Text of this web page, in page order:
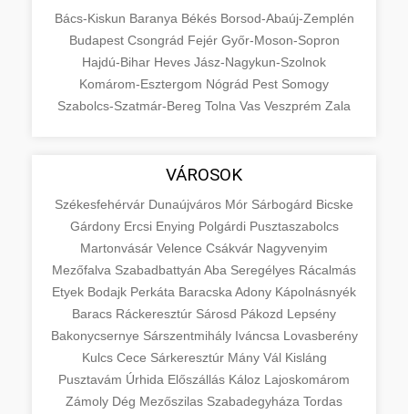
Bács-Kiskun Baranya Békés Borsod-Abaúj-Zemplén
Budapest Csongrád Fejér Győr-Moson-Sopron
Hajdú-Bihar Heves Jász-Nagykun-Szolnok
Komárom-Esztergom Nógrád Pest Somogy
Szabolcs-Szatmár-Bereg Tolna Vas Veszprém Zala
VÁROSOK
Székesfehérvár Dunaújváros Mór Sárbogárd Bicske
Gárdony Ercsi Enying Polgárdi Pusztaszabolcs
Martonvásár Velence Csákvár Nagyvenyim
Mezőfalva Szabadbattyán Aba Seregélyes Rácalmás
Etyek Bodajk Perkáta Baracska Adony Kápolnásnyék
Baracs Ráckeresztúr Sárosd Pákozd Lepsény
Bakonycsernye Sárszentmihály Iváncsa Lovasberény
Kulcs Cece Sárkeresztúr Mány Vál Kisláng
Pusztavám Úrhida Előszállás Káloz Lajoskomárom
Zámoly Dég Mezőszilas Szabadegyháza Tordas